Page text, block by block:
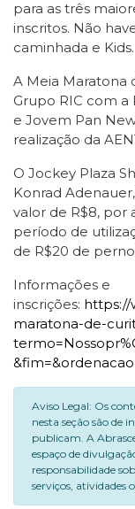
para as três
inscritos. Não
caminhada e Kids.
A Meia Maratona
Grupo RIC com a
e Jovem Pan
realização da
O Jockey Plaza
Konrad
valor de R$8, por
período de
de R$20 de
Informações e
inscrições: https://
maratona-de-
Aviso Legal: Os
nesta seção são de
publicam. A
espaço de
responsabilidade
serviços, atividades